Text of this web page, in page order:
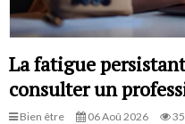
La fatigue
consulter un
Bien être 06 Aoû 2026